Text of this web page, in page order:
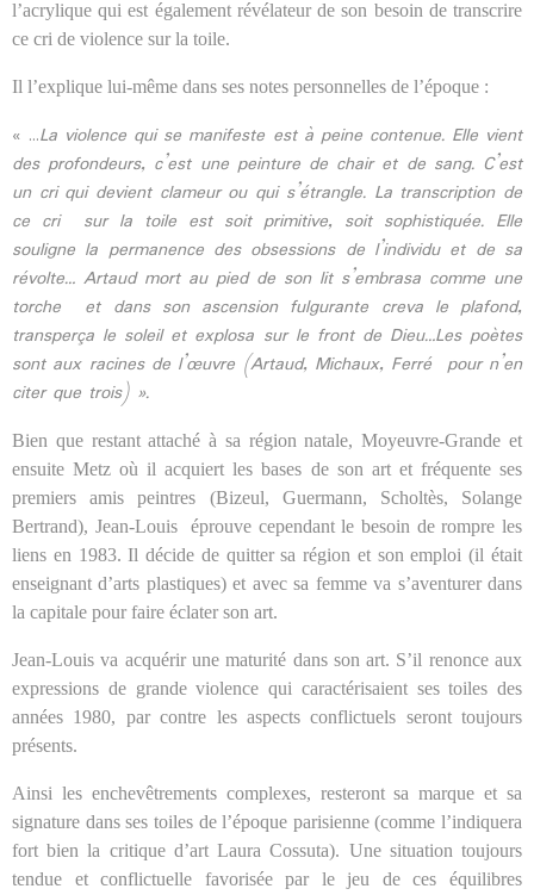
l’acrylique qui est également révélateur de son besoin de transcrire
ce cri de violence sur la toile.
Il l’explique lui-même dans ses notes personnelles de l’époque :
« …La violence qui se manifeste est à peine contenue. Elle vient
des profondeurs, c’est une peinture de chair et de sang. C’est
un cri qui devient clameur ou qui s’étrangle. La transcription de
ce cri
sur la toile est soit primitive, soit sophistiquée. Elle
souligne la permanence des obsessions de l’individu et de sa
révolte… Artaud mort au pied de son lit s’embrasa comme une
torche
et dans son ascension fulgurante creva le plafond,
transperça le soleil et explosa sur le front de Dieu…Les poètes
sont aux racines de l’œuvre (Artaud, Michaux, Ferré pour n’en
citer que trois) ».
Bien que restant attaché à sa région natale, Moyeuvre-Grande et
ensuite Metz où il acquiert les bases de son art et fréquente ses
premiers amis peintres (Bizeul, Guermann, Scholtès, Solange
Bertrand), Jean-Louis
éprouve cependant le besoin de rompre les
liens en 1983. Il décide de quitter sa région et son emploi (il était
enseignant d’arts plastiques) et avec sa femme va s’aventurer dans
la capitale pour faire éclater son art.
Jean-Louis va acquérir une maturité dans son art. S’il renonce aux
expressions de grande violence qui caractérisaient ses toiles des
années 1980, par contre les aspects conflictuels seront toujours
présents.
Ainsi les enchevêtrements complexes, resteront sa marque et sa
signature dans ses toiles de l’époque parisienne (comme l’indiquera
fort bien la critique d’art Laura Cossuta). Une situation toujours
tendue et conflictuelle favorisée par le jeu de ces équilibres